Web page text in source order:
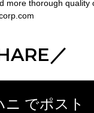
more thorough quality
／
でポスト